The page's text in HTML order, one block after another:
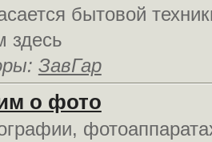
бытовой
здесь
ЗавГар
о фото